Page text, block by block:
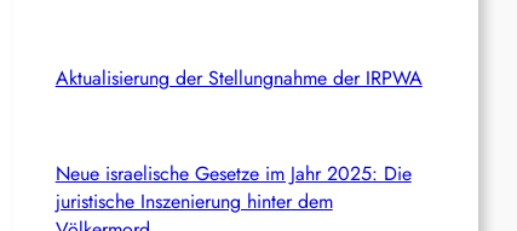
Aktualisierung der Stellungnahme der IRPWA
Neue israelische Gesetze im Jahr 2025: Die
juristische Inszenierung hinter dem